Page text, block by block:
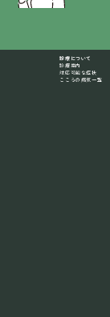
診療について
診療案内
対応可能な症状
こころの病気一覧